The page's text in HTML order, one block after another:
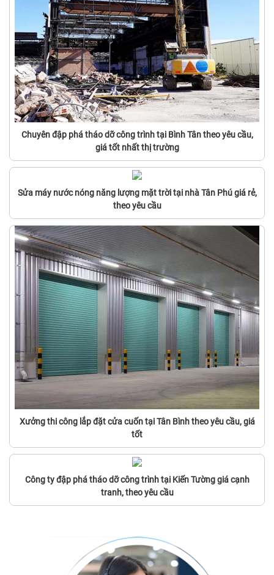
Chuyên đập phá tháo dỡ công trình tại Bình Tân theo yêu cầu,
giá tốt nhất thị trường
Sửa máy nước nóng năng lượng mặt trời tại nhà Tân Phú giá rẻ,
theo yêu cầu
Xưởng thi công lắp đặt cửa cuốn tại Tân Bình theo yêu cầu, giá
tốt
Công ty đập phá tháo dỡ công trình tại Kiến Tường giá cạnh
tranh, theo yêu cầu